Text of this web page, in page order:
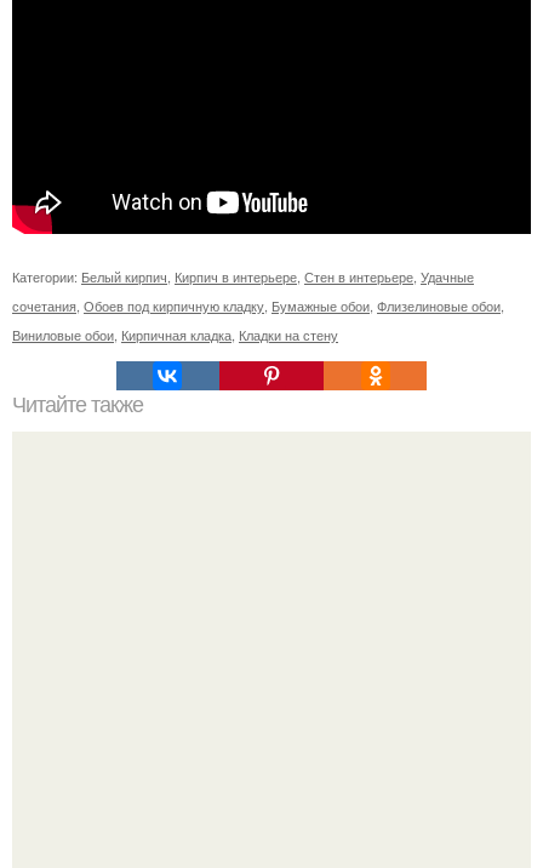
Категории: Белый кирпич, Кирпич в интерьере, Стен в интерьере, Удачные
сочетания, Обоев под кирпичную кладку, Бумажные обои, Флизелиновые обои,
Виниловые обои, Кирпичная кладка, Кладки на стену
Читайте также